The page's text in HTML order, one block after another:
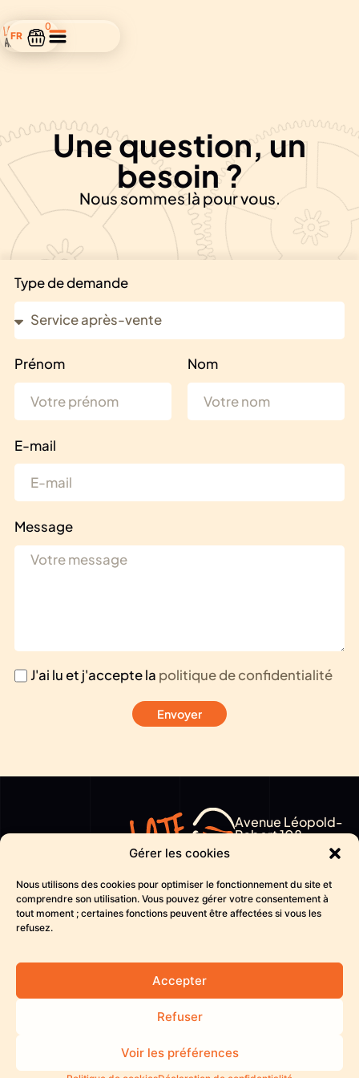
Gérer les cookies
Nous utilisons des cookies pour optimiser le fonctionnement du site et
comprendre son utilisation. Vous pouvez gérer votre consentement à
tout moment ; certaines fonctions peuvent être affectées si vous les
refusez.
Accepter
Refuser
Voir les préférences
0
FR EN
Une question, un
besoin ?
Nous sommes là pour vous.
Type de demande
Prénom Nom
E-mail
Message
J'ai lu et j'accepte la politique de confidentialité
Envoyer
Avenue Léopold-
Robert 108
2300 La Chaux-
CH
the
movementhello@late-
© 2025